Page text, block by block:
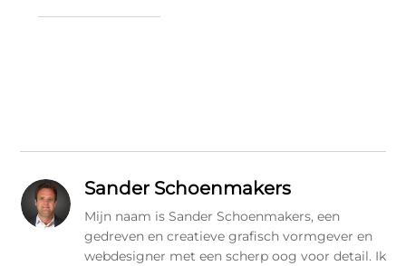
Sander Schoenmakers
Mijn naam is Sander Schoenmakers, een
gedreven en creatieve grafisch vormgever en
webdesigner met een scherp oog voor detail. Ik